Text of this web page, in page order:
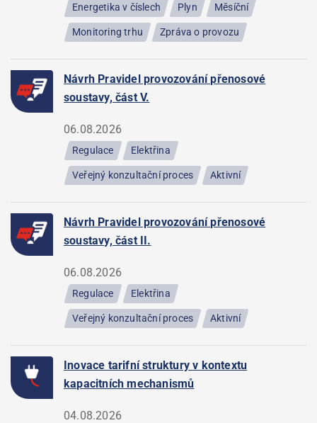
Energetika v číslech Plyn Měsíční
Monitoring trhu Zpráva o provozu
Návrh Pravidel provozování přenosové
soustavy, část V.
06.08.2026
Regulace Elektřina
Veřejný konzultační proces Aktivní
Návrh Pravidel provozování přenosové
soustavy, část II.
06.08.2026
Regulace Elektřina
Veřejný konzultační proces Aktivní
Inovace tarifní struktury v kontextu
kapacitních mechanismů
04.08.2026